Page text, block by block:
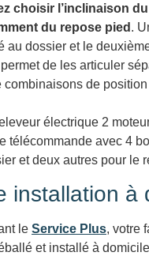
choisir l’inclinaison
du repose pied .
au dossier et le
de les articuler
combinaisons de position
électrique 2
télécommande avec 4
et deux autres pour le
installation à
le Service Plus, votre
et installé à